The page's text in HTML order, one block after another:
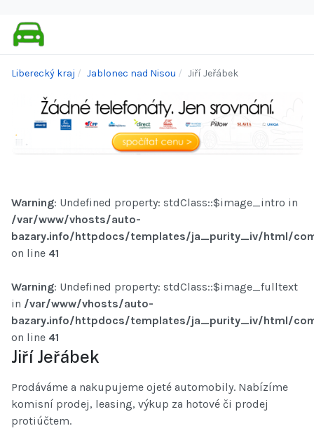
Liberecký kraj Jablonec nad Nisou Jiří Jeřábek
Warning: Undefined property: stdClass::$image_intro in
/var/www/vhosts/auto-
bazary.info/httpdocs/templates/ja_purity_iv/html/
on line 41
Warning: Undefined property: stdClass::$image_fulltext
in /var/www/vhosts/auto-
bazary.info/httpdocs/templates/ja_purity_iv/html/
on line 41
Jiří Jeřábek
Prodáváme a nakupujeme ojeté automobily. Nabízíme
komisní prodej, leasing, výkup za hotové či prodej
protiúčtem.